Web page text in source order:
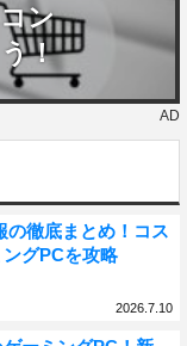
ン
！
AD
の徹底まとめ！コス
グPCを攻略
2026.7.10